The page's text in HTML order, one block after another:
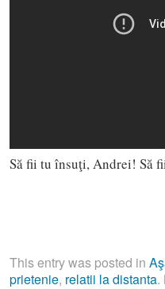
Să fii tu însuţi, Andrei! Să
This entry was posted in
prietenie, relatii la distanta.